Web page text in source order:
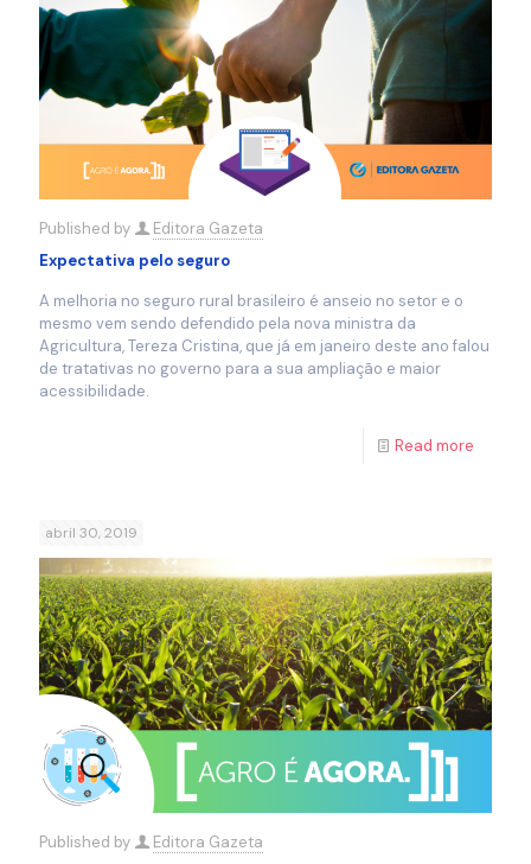
Published by
Editora Gazeta
Expectativa pelo seguro
A melhoria no seguro rural brasileiro é anseio no setor e o
mesmo vem sendo defendido pela nova ministra da
Agricultura, Tereza Cristina, que já em janeiro deste ano falou
de tratativas no governo para a sua ampliação e maior
acessibilidade.
Read more
abril 30, 2019
Published by Editora Gazeta